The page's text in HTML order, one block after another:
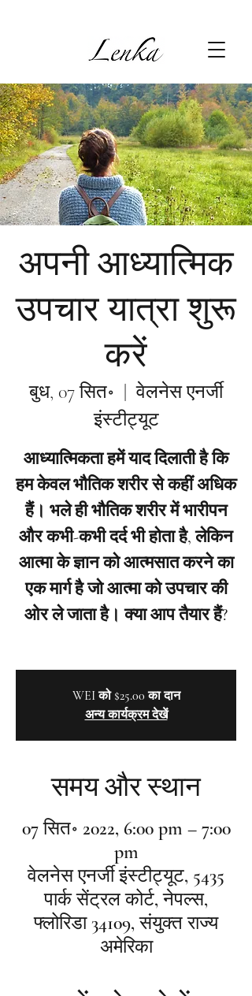
अपनी आध्यात्मिक
उपचार यात्रा शुरू
करें
बुध, 07 सित॰
  |
वेलनेस एनर्जी
इंस्टीट्यूट
आध्यात्मिकता हमें याद दिलाती है कि
हम केवल भौतिक शरीर से कहीं अधिक
हैं। भले ही भौतिक शरीर में भारीपन
और कभी-कभी दर्द भी होता है, लेकिन
आत्मा के ज्ञान को आत्मसात करने का
एक मार्ग है जो आत्मा को उपचार की
ओर ले जाता है। क्या आप तैयार हैं?
WEI को $25.00 का दान
अन्य कार्यक्रम देखें
समय और स्थान
07 सित॰ 2022, 6:00 pm – 7:00
pm
वेलनेस एनर्जी इंस्टीट्यूट, 5435
पार्क सेंट्रल कोर्ट, नेपल्स,
फ्लोरिडा 34109, संयुक्त राज्य
अमेरिका